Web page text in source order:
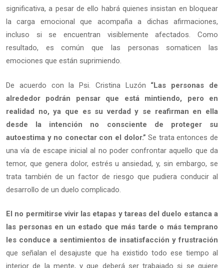
significativa, a pesar de ello habrá quienes insistan en bloquear
la carga emocional que acompaña a dichas afirmaciones,
incluso si se encuentran visiblemente afectados. Como
resultado, es común que las personas somaticen las
emociones que están suprimiendo.
De acuerdo con la Psi. Cristina Luzón “Las personas de
alrededor podrán pensar que está mintiendo, pero en
realidad no, ya que es su verdad y se reafirman en ella
desde la intención no consciente de proteger su
autoestima y no conectar con el dolor.” Se trata entonces de
una vía de escape inicial al no poder confrontar aquello que da
temor, que genera dolor, estrés u ansiedad, y, sin embargo, se
trata también de un factor de riesgo que pudiera conducir al
desarrollo de un duelo complicado.
El no permitirse vivir las etapas y tareas del duelo estanca a
las personas en un estado que más tarde o más temprano
les conduce a sentimientos de insatisfacción y frustración
que señalan el desajuste que ha existido todo ese tiempo al
interior de la mente, y que deberá ser trabajado si se quiere